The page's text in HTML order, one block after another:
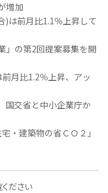
増加
は前月比1.1％上昇して
」の第2回提案募集を開
月比1.2％上昇、アッ
国交省と中小企業庁か
・建築物の省ＣＯ２」
ださい